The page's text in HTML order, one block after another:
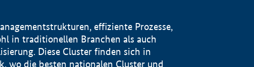
effiziente Prozesse,
in traditionellen Branchen als auch
Diese Cluster finden sich in
wo die besten nationalen Cluster und